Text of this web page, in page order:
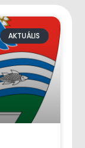
AKTUÁLIS